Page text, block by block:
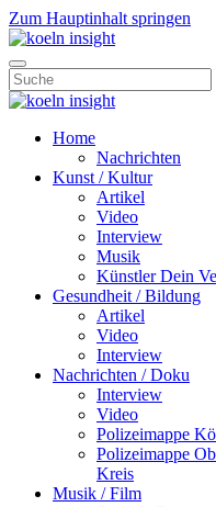
Zum Hauptinhalt springen
Home
Nachrichten
Kunst / Kultur
Artikel
Video
Interview
Musik
Künstler Dein
Gesundheit / Bildung
Artikel
Video
Interview
Nachrichten / Doku
Interview
Video
Polizeimappe
Polizeimappe
Kreis
Musik / Film